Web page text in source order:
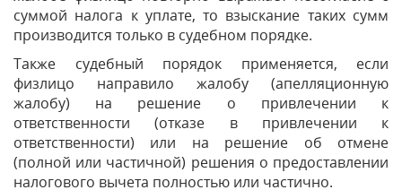
суммой налога к уплате, то взыскание таких сумм
производится только в судебном порядке.
Также судебный порядок применяется, если
физлицо направило жалобу (апелляционную
жалобу) на решение о привлечении к
ответственности (отказе в привлечении к
ответственности) или на решение об отмене
(полной или частичной) решения о предоставлении
налогового вычета полностью или частично.